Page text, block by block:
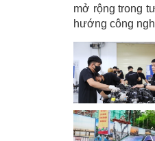
mở rộng trong
hướng công